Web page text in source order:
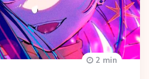
2 min